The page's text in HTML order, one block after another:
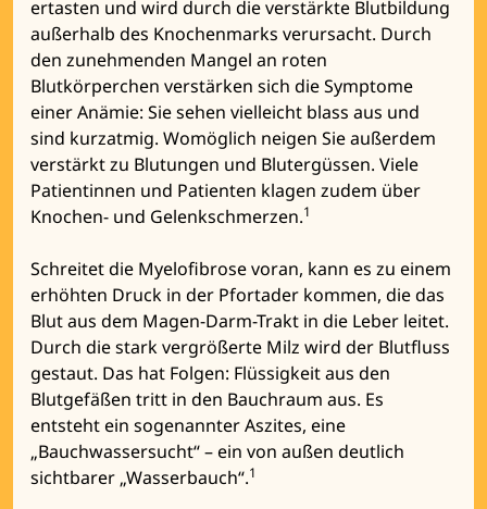
ertasten und wird durch die verstärkte Blutbildung
außerhalb des Knochenmarks verursacht. Durch
den zunehmenden Mangel an roten
Blutkörperchen verstärken sich die Symptome
einer Anämie: Sie sehen vielleicht blass aus und
sind kurzatmig. Womöglich neigen Sie außerdem
verstärkt zu Blutungen und Blutergüssen. Viele
Patientinnen und Patienten klagen zudem über
Knochen- und Gelenkschmerzen.1
Schreitet die Myelofibrose voran, kann es zu einem
erhöhten Druck in der Pfortader kommen, die das
Blut aus dem Magen-Darm-Trakt in die Leber leitet.
Durch die stark vergrößerte Milz wird der Blutfluss
gestaut. Das hat Folgen: Flüssigkeit aus den
Blutgefäßen tritt in den Bauchraum aus. Es
entsteht ein sogenannter Aszites, eine
„Bauchwassersucht“ – ein von außen deutlich
sichtbarer „Wasserbauch“.1